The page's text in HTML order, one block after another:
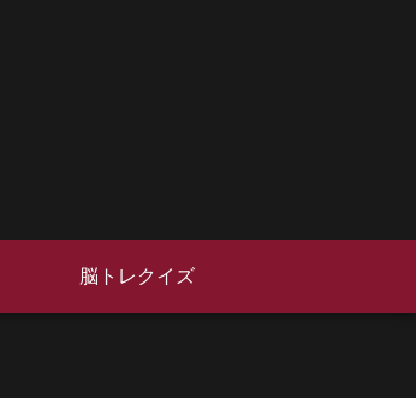
脳トレクイズ